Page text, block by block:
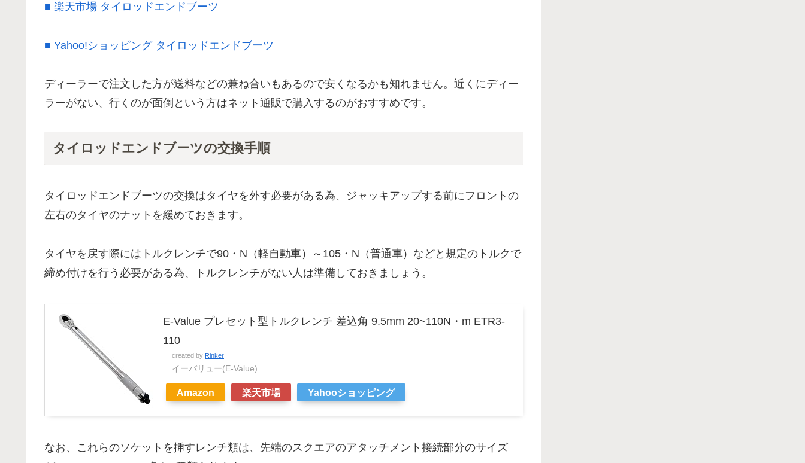
■ 楽天市場 タイロッドエンドブーツ
■ Yahoo!ショッピング タイロッドエンドブーツ
ディーラーで注文した方が送料などの兼ね合いもあるので安くなるかも知れません。近くにディー
ラーがない、行くのが面倒という方はネット通販で購入するのがおすすめです。
タイロッドエンドブーツの交換手順
タイロッドエンドブーツの交換はタイヤを外す必要がある為、ジャッキアップする前にフロントの
左右のタイヤのナットを緩めておきます。
タイヤを戻す際にはトルクレンチで90・N（軽自動車）～105・N（普通車）などと規定のトルクで
締め付けを行う必要がある為、トルクレンチがない人は準備しておきましょう。
E-Value プレセット型トルクレンチ 差込角 9.5mm 20~110N・m ETR3-
110
created by Rinker
イーバリュー(E-Value)
Amazon 楽天市場 Yahooショッピング
なお、これらのソケットを挿すレンチ類は、先端のスクエアのアタッチメント接続部分のサイズ